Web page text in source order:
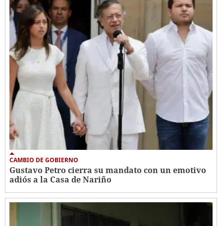
CAMBIO DE GOBIERNO
Gustavo Petro cierra su mandato con un emotivo
adiós a la Casa de Nariño